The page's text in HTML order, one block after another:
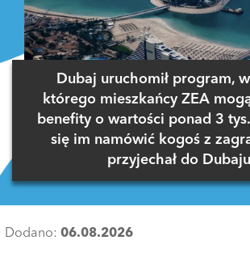
Dubaj uruchomił program,
którego mieszkańcy ZEA
benefity o wartości ponad 3
się im namówić kogoś z
przyjechał do
Dodano: 06.08.2026